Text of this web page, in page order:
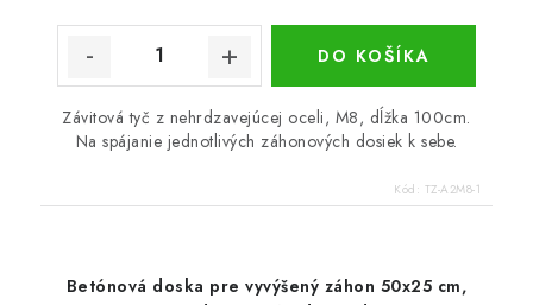
DO KOŠÍKA
Závitová tyč z nehrdzavejúcej oceli, M8, dĺžka 100cm.
Na spájanie jednotlivých záhonových dosiek k sebe.
Kód: TZ-A2M8-1
Betónová doska pre vyvýšený záhon 50x25 cm,